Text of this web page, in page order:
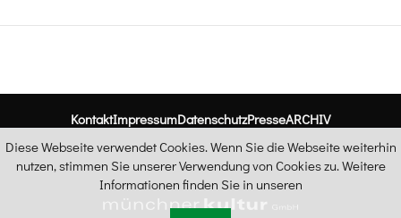
KontaktImpressumDatenschutzPresseARCHIV
Diese Webseite verwendet Cookies. Wenn Sie die Webseite weiterhin
nutzen, stimmen Sie unserer Verwendung von Cookies zu. Weitere
Informationen finden Sie in unseren